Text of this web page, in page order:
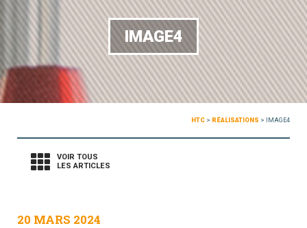
IMAGE4
HTC > RÉALISATIONS > IMAGE4
VOIR TOUS
LES ARTICLES
20 MARS 2024